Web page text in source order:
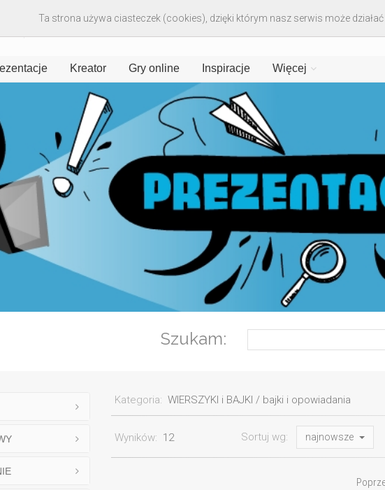
Kreator Gry online Inspiracje Więcej
Szukam:
Kategoria: WIERSZYKI i BAJKI / bajki i opowiadania
Wyników: 12 Sortuj wg: najnowsze
Ta strona używa ciasteczek (cookies), dzięki którym nasz serwis może działać